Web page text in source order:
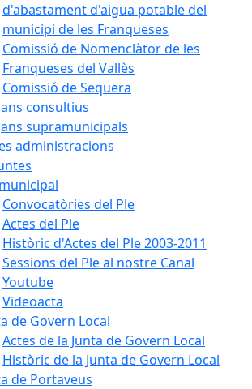
d'abastament d'aigua potable del
municipi de les Franqueses
Comissió de Nomenclàtor de les
Franqueses del Vallès
Comissió de Sequera
consultius
supramunicipals
administracions
Convocatòries del Ple
Actes del Ple
Històric d'Actes del Ple 2003-2011
Sessions del Ple al nostre Canal
Youtube
Videoacta
de Govern Local
Actes de la Junta de Govern Local
Històric de la Junta de Govern Local
de Portaveus